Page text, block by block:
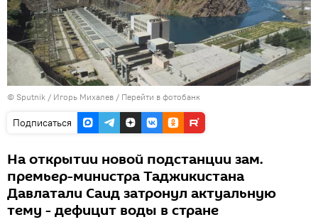
© Sputnik / Игорь Михалев / Перейти в фотобанк
Подписаться
На открытии новой подстанции зам.
премьер-министра Таджикистана
Давлатали Саид затронул актуальную
тему - дефицит воды в стране